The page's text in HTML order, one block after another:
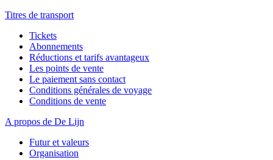
Titres de transport
Tickets
Abonnements
Réductions et tarifs avantageux
Les points de vente
Le paiement sans contact
Conditions générales de voyage
Conditions de vente
A propos de De Lijn
Futur et valeurs
Organisation